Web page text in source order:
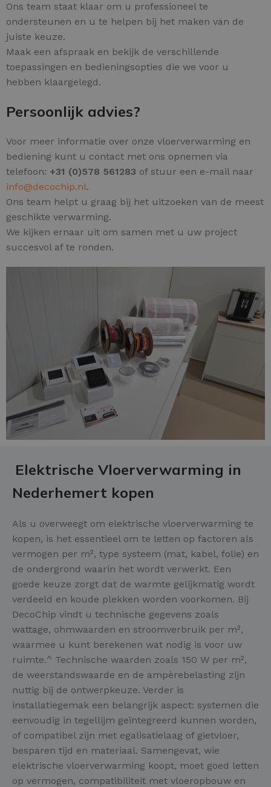
Ons team staat klaar om u professioneel te
ondersteunen en u te helpen bij het maken van de
juiste keuze.
Maak een afspraak en bekijk de verschillende
toepassingen en bedieningsopties die we voor u
hebben klaargelegd.
Persoonlijk advies?
Voor meer informatie over onze vloerverwarming en
bediening kunt u contact met ons opnemen via
telefoon: +31 (0)578 561283 of stuur een e-mail naar
info@decochip.nl.
Ons team helpt u graag bij het uitzoeken van de meest
geschikte verwarming.
We kijken ernaar uit om samen met u uw project
succesvol af te ronden.
Elektrische Vloerverwarming in
Nederhemert kopen
Als u overweegt om elektrische vloerverwarming te
kopen, is het essentieel om te letten op factoren als
vermogen per m², type systeem (mat, kabel, folie) en
de ondergrond waarin het wordt verwerkt. Een
goede keuze zorgt dat de warmte gelijkmatig wordt
verdeeld en koude plekken worden voorkomen. Bij
DecoChip vindt u technische gegevens zoals
wattage, ohmwaarden en stroomverbruik per m²,
waarmee u kunt berekenen wat nodig is voor uw
ruimte.^ Technische waarden zoals 150 W per m²,
de weerstandswaarde en de ampèrebelasting zijn
nuttig bij de ontwerpkeuze. Verder is
installatiegemak een belangrijk aspect: systemen die
eenvoudig in tegellijm geïntegreerd kunnen worden,
of compatibel zijn met egalisatielaag of gietvloer,
besparen tijd en materiaal. Samengevat, wie
elektrische vloerverwarming koopt, moet goed letten
op vermogen, compatibiliteit met vloeropbouw en